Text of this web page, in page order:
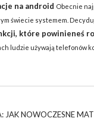
na android Obecnie
świecie systemem.
które powinieneś
ludzie używają telefonów
JAK NOWOCZESNE